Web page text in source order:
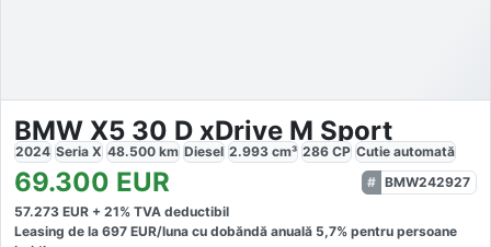
BMW X5 30 D xDrive M Sport
2024 Seria X 48.500 km Diesel 2.993 cm³ 286 CP Cutie automată
69.300 EUR
BMW242927
57.273 EUR + 21% TVA deductibil
Leasing de la 697 EUR/luna cu dobăndă anuală 5,7% pentru persoane